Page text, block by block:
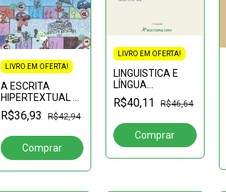
LIVRO EM OFERTA!
A ESCRITA
HIPERTEXTUAL E
COLABORATIVA:
uma experiência
texto no ensino
fundamental II
R$36,93 R$42,94
LIVRO EM OFERTA!
LINGUISTICA E
LÍNGUA
PORTUGUESA:
reflexões
R$40,11 R$46,64